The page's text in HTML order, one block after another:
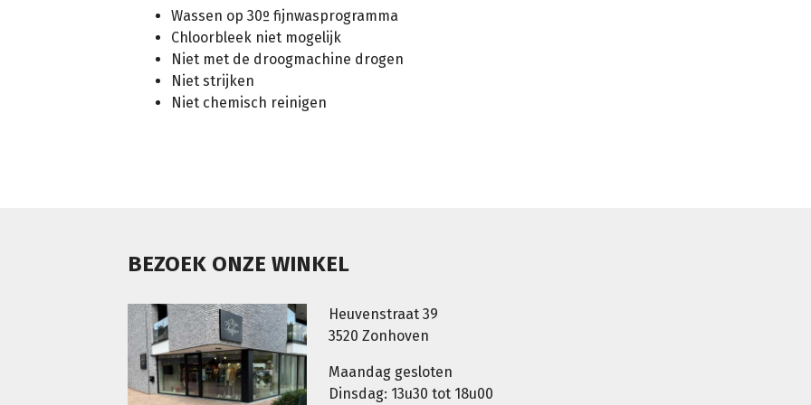
Wassen op 30º fijnwasprogramma
Chloorbleek niet mogelijk
Niet met de droogmachine drogen
Niet strijken
Niet chemisch reinigen
BEZOEK ONZE WINKEL
Heuvenstraat 39
3520 Zonhoven
Maandag gesloten
Dinsdag: 13u30 tot 18u00